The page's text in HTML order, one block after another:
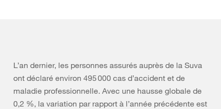
L’an dernier, les personnes assurés auprès de la Suva
ont déclaré environ 495 000 cas d’accident et de
maladie professionnelle. Avec une hausse globale de
0,2 %, la variation par rapport à l’année précédente est